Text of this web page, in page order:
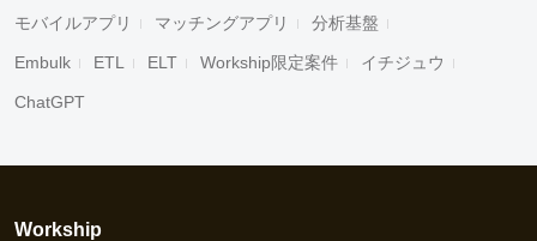
キャンセル 検索
モバイルアプリ マッチングアプリ 分析基盤
Embulk ETL ELT Workship限定案件 イチジュウ
ChatGPT
Workship